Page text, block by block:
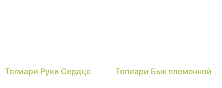
Топиари Руки Сердце Топиари Бык племенной